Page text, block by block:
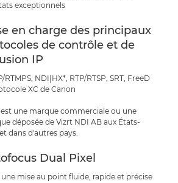
exceptionnels
en charge des principaux
de contrôle et de
IP
RTMPS, NDI|HX*, RTP/RTSP, SRT, FreeD
XC de Canon
une marque commerciale ou une
déposée de Vizrt NDI AB aux États-
dans d'autres pays.
Dual Pixel
mise au point fluide, rapide et précise